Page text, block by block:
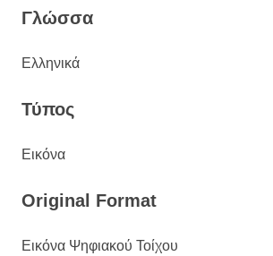
Γλώσσα
Ελληνικά
Τύπος
Εικόνα
Original Format
Εικόνα Ψηφιακού Τοίχου